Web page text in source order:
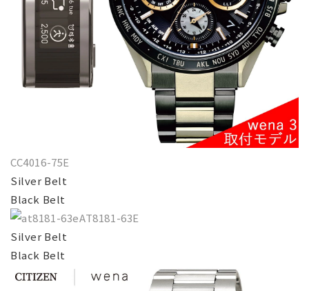
CC4016-75E
Silver Belt
Black Belt
AT8181-63E
Silver Belt
Black Belt